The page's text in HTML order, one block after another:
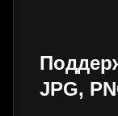
JPG,